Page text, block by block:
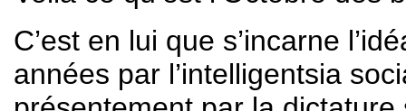
C’est en lui que s’incarne
années par l’intelligentsia